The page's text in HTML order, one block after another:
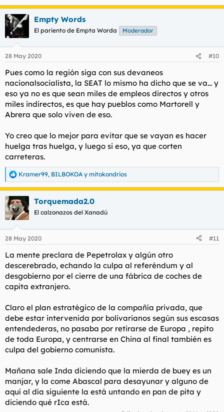
Empty Words
El pariento de Empta Worda Moderador
28 May 2020 #10
Pues como la región siga con sus devaneos
nacionalsocialista, la SEAT lo mismo ha dicho que se va... y
eso ya no es que sean miles de empleos directos y otros
miles indirectos, es que hay pueblos como Martorell y
Abrera que solo viven de eso.
Yo creo que lo mejor para evitar que se vayan es hacer
huelga tras huelga, y luego si eso, ya que corten
carreteras.
R
e
a
c
c
i
e
:
Kramer99, BILBOKOA y mitokondrios
Torquemada2.0
El calzonazos del Xanadú
28 May 2020 #11
La mente preclara de Pepetrolax y algún otro
descerebrado, echando la culpa al referéndum y al
desgobierno por el cierre de una fábrica de coches de
capita extranjero.
Claro el plan estratégico de la compañía privada, que
debe estar intervenida por bolivarianos según sus escasas
entendederas, no pasaba por retirarse de Europa , repito
de toda Europa, y centrarse en China al final también es
culpa del gobierno comunista.
Mañana sale Inda diciendo que la mierda de buey es un
manjar, y la come Abascal para desayunar y alguno de
aquí al día siguiente la está untando en pan de pita y
diciendo qué rIca está.